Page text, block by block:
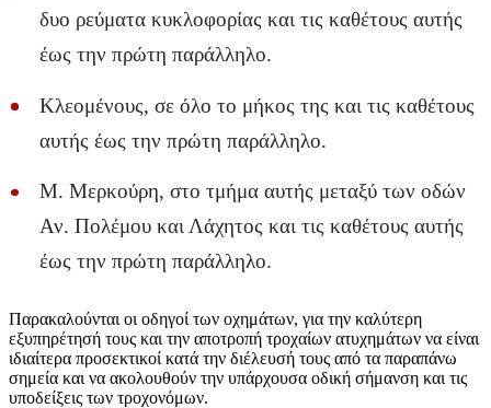
δυο ρεύματα κυκλοφορίας και τις καθέτους αυτής
έως την πρώτη παράλληλο.
Κλεομένους, σε όλο το μήκος της και τις καθέτους
αυτής έως την πρώτη παράλληλο.
Μ. Μερκούρη, στο τμήμα αυτής μεταξύ των οδών
Αν. Πολέμου και Λάχητος και τις καθέτους αυτής
έως την πρώτη παράλληλο.
Παρακαλούνται οι οδηγοί των οχημάτων, για την καλύτερη
εξυπηρέτησή τους και την αποτροπή τροχαίων ατυχημάτων να είναι
ιδιαίτερα προσεκτικοί κατά την διέλευσή τους από τα παραπάνω
σημεία και να ακολουθούν την υπάρχουσα οδική σήμανση και τις
υποδείξεις των τροχονόμων.